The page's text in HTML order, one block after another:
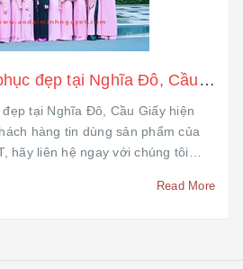
May áo dài đồng phục đẹp tại Nghĩa Đô, Cầu Giấy
tại Nghĩa Đô, Cầu Giấy hiện
hàng tin dùng sản phẩm của
hãy liên hệ ngay với chúng tôi
Read More